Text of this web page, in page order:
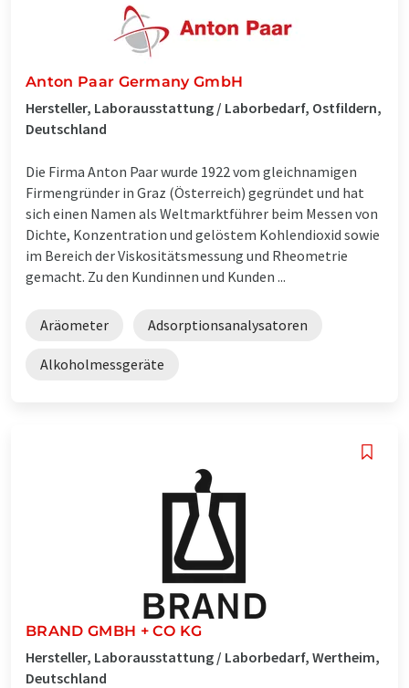
Anton Paar Germany GmbH
Hersteller, Laborausstattung / Laborbedarf, Ostfildern,
Deutschland
Die Firma Anton Paar wurde 1922 vom gleichnamigen
Firmengründer in Graz (Österreich) gegründet und hat
sich einen Namen als Weltmarktführer beim Messen von
Dichte, Konzentration und gelöstem Kohlendioxid sowie
im Bereich der Viskositätsmessung und Rheometrie
gemacht. Zu den Kundinnen und Kunden ...
Aräometer Adsorptionsanalysatoren
Alkoholmessgeräte
BRAND GMBH + CO KG
Hersteller, Laborausstattung / Laborbedarf, Wertheim,
Deutschland